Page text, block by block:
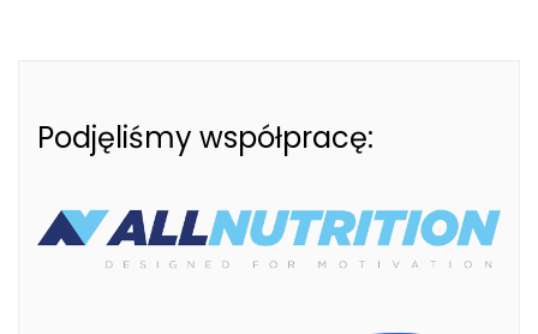
Podjęliśmy współpracę: